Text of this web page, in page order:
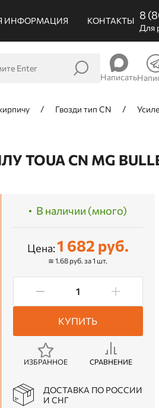
ИНФОРМАЦИЯ КОНТАКТЫ 8
Для
Написать
Гвозди тип CN
CN MG
В наличии (много)
Цена:1 682 руб.
≅ 1.68 руб. за 1 шт.
КУПИТЬ
ИЗБРАННОЕ СРАВНЕНИЕ
ДОСТАВКА ПО РОССИИ
И СНГ